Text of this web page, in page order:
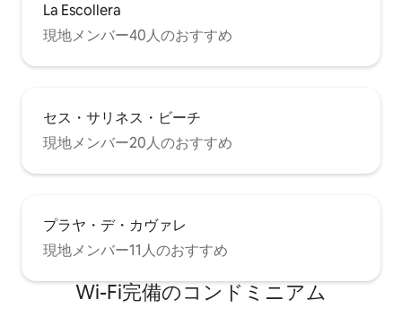
La Escollera
現地メンバー40人のおすすめ
セス・サリネス・ビーチ
現地メンバー20人のおすすめ
プラヤ・デ・カヴァレ
現地メンバー11人のおすすめ
Wi-Fi完備のコンドミニアム